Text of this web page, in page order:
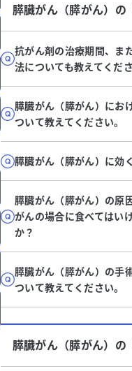
膵臓がん（膵がん） の
抗がん剤の治療期間、ま
法についても教えてくださ
膵臓がん（膵がん）にお
ついて教えてください。
膵臓がん（膵がん）に効
膵臓がん（膵がん）の原
がんの場合に食べてはい
か？
膵臓がん（膵がん）の手
ついて教えてください。
膵臓がん（膵がん） の